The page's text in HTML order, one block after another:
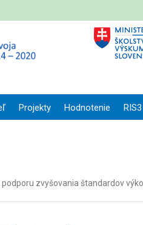
Projekty Hodnotenie RIS3
zvyšovania štandardov